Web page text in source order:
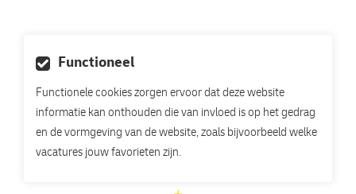
Functioneel
Functionele cookies zorgen ervoor dat deze website
informatie kan onthouden die van invloed is op het gedrag
en de vormgeving van de website, zoals bijvoorbeeld welke
vacatures jouw favorieten zijn.